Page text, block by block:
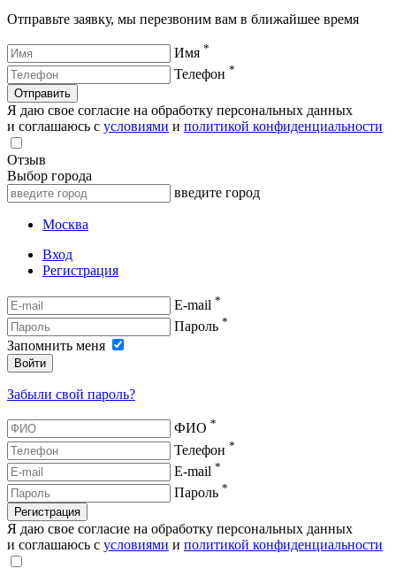
Отправьте заявку, мы перезвоним вам в ближайшее время
Имя *
Телефон *
Отправить
Я даю свое согласие на обработку персональных данных
и соглашаюсь с условиями и политикой конфиденциальности
Отзыв
Выбор города
введите город
Москва
Вход
Регистрация
E-mail *
Пароль *
Запомнить меня
Войти
Забыли свой пароль?
ФИО *
Телефон *
E-mail *
Пароль *
Регистрация
Я даю свое согласие на обработку персональных данных
и соглашаюсь с условиями и политикой конфиденциальности